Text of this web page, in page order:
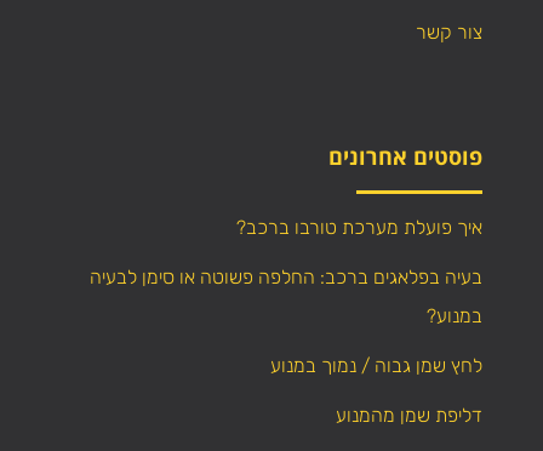
צור קשר
פוסטים אחרונים
איך פועלת מערכת טורבו ברכב?
בעיה בפלאגים ברכב: החלפה פשוטה או סימן לבעיה
במנוע?
לחץ שמן גבוה / נמוך במנוע
דליפת שמן מהמנוע